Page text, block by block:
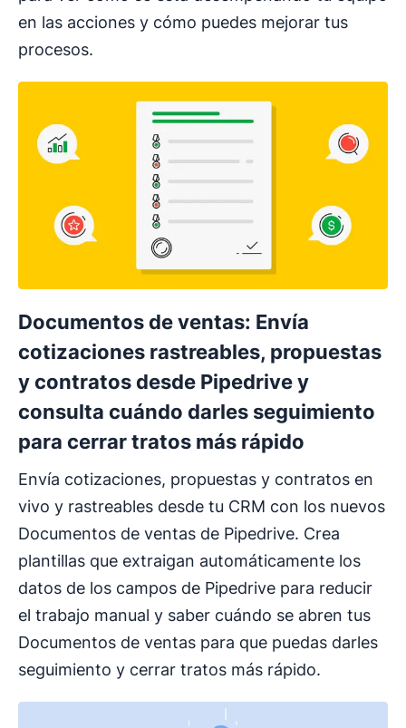
en las acciones y cómo puedes mejorar tus
procesos.
Documentos de ventas: Envía
cotizaciones rastreables, propuestas
y contratos desde Pipedrive y
consulta cuándo darles seguimiento
para cerrar tratos más rápido
Envía cotizaciones, propuestas y contratos en
vivo y rastreables desde tu CRM con los nuevos
Documentos de ventas de Pipedrive. Crea
plantillas que extraigan automáticamente los
datos de los campos de Pipedrive para reducir
el trabajo manual y saber cuándo se abren tus
Documentos de ventas para que puedas darles
seguimiento y cerrar tratos más rápido.